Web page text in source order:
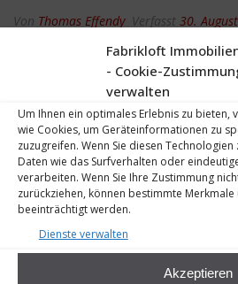
Fabrikloft
- Cookie-
verwalten
Um Ihnen ein optimales Erlebnis zu bieten,
wie Cookies, um Geräteinformationen zu
zuzugreifen. Wenn Sie diesen
Daten wie das Surfverhalten oder
verarbeiten. Wenn Sie Ihre Zustimmung
zurückziehen, können bestimmte Merkmale
beeinträchtigt werden.
Dienste verwalten
Akzeptieren
Von Thomas Effendy Verfasst 30.